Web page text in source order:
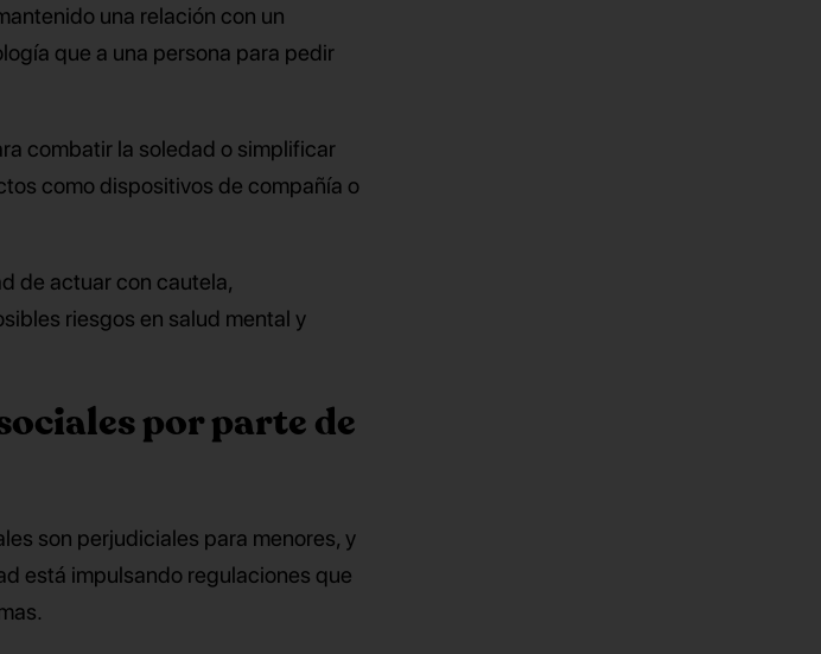
una relación con un
que a una persona para pedir
combatir la soledad o simplificar
como dispositivos de compañía o
de actuar con cautela,
riesgos en salud mental y
por parte de
son perjudiciales para menores, y
está impulsando regulaciones que